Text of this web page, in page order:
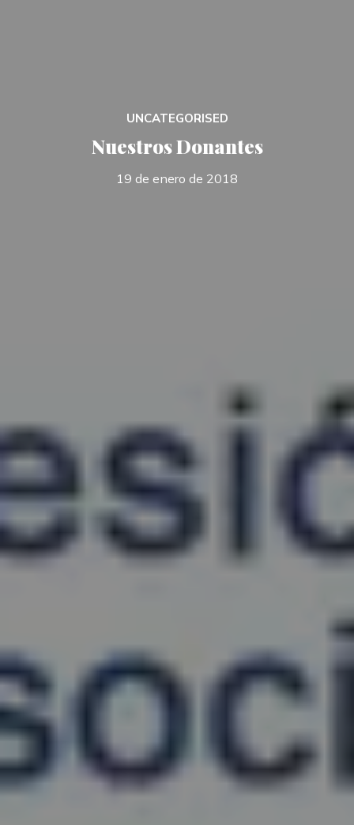
UNCATEGORISED
Nuestros Donantes
19 de enero de 2018